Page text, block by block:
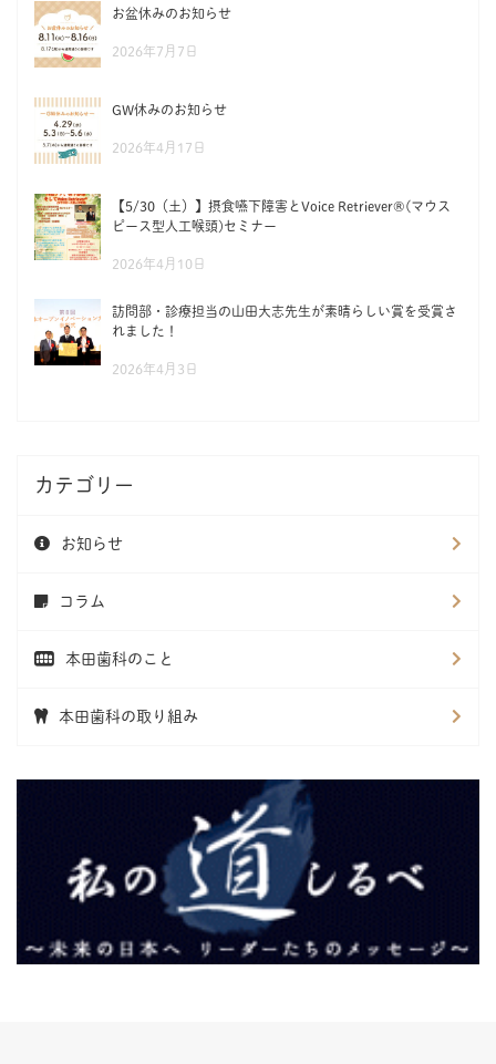
お盆休みのお知らせ
2026年7月7日
GW休みのお知らせ
2026年4月17日
【5/30（土）】摂食嚥下障害とVoice Retriever®(マウス
ピース型人工喉頭)セミナー
2026年4月10日
訪問部・診療担当の山田大志先生が素晴らしい賞を受賞さ
れました！
2026年4月3日
カテゴリー
お知らせ
コラム
本田歯科のこと
本田歯科の取り組み